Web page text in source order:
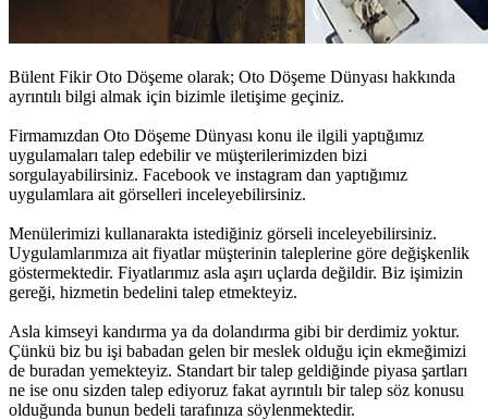
Bülent Fikir Oto Döşeme olarak; Oto Döşeme Dünyası hakkında
ayrıntılı bilgi almak için bizimle iletişime geçiniz.
Firmamızdan Oto Döşeme Dünyası konu ile ilgili yaptığımız
uygulamaları talep edebilir ve müşterilerimizden bizi
sorgulayabilirsiniz. Facebook ve instagram dan yaptığımız
uygulamlara ait görselleri inceleyebilirsiniz.
Menülerimizi kullanarakta istediğiniz görseli inceleyebilirsiniz.
Uygulamlarımıza ait fiyatlar müşterinin taleplerine göre değişkenlik
göstermektedir. Fiyatlarımız asla aşırı uçlarda değildir. Biz işimizin
gereği, hizmetin bedelini talep etmekteyiz.
Asla kimseyi kandırma ya da dolandırma gibi bir derdimiz yoktur.
Çünkü biz bu işi babadan gelen bir meslek olduğu için ekmeğimizi
de buradan yemekteyiz. Standart bir talep geldiğinde piyasa şartları
ne ise onu sizden talep ediyoruz fakat ayrıntılı bir talep söz konusu
olduğunda bunun bedeli tarafınıza söylenmektedir.